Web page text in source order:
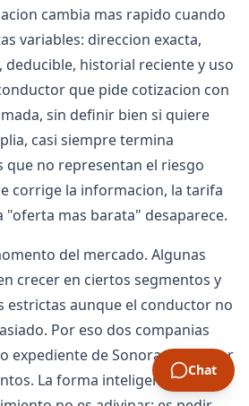
cambia mas rapido cuando
variables: direccion exacta,
historial reciente y uso
que pide cotizacion con
sin definir bien si quiere
casi siempre termina
que no representan el riesgo
corrige la informacion, la tarifa
"oferta mas barata" desaparece.
del mercado. Algunas
crecer en ciertos segmentos y
estrictas aunque el conductor no
Por eso dos companias
expediente de Sonora y devolver
La forma inteligente de
Chat